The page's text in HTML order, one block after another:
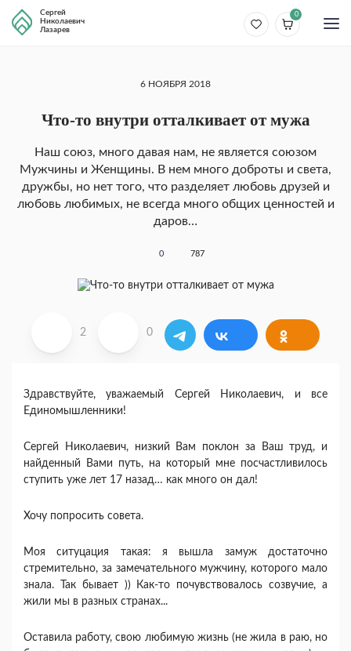
Сергей
Николаевич
Лазарев
0
6 НОЯБРЯ 2018
Что-то внутри отталкивает от мужа
Наш союз, много давая нам, не является союзом
Мужчины и Женщины. В нем много доброты и света,
дружбы, но нет того, что разделяет любовь друзей и
любовь любимых, не всегда много общих ценностей и
даров…
0 787
2 0
Здравствуйте, уважаемый Сергей Николаевич, и все
Единомышленники!
Сергей Николаевич, низкий Вам поклон за Ваш труд, и
найденный Вами путь, на который мне посчастливилось
ступить уже лет 17 назад… как много он дал!
Хочу попросить совета.
Моя ситуцация такая: я вышла замуж достаточно
стремительно, за замечательного мужчину, которого мало
знала. Так бывает )) Как-то почувствовалось созвучие, а
жили мы в разных странах...
Оставила работу, свою любимую жизнь (не жила в раю, но